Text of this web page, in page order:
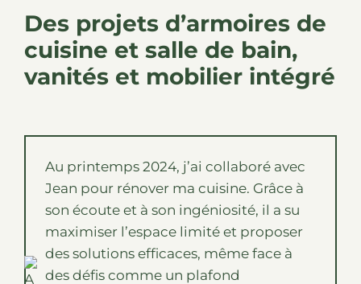
Des projets d’armoires de
cuisine et salle de bain,
vanités et mobilier intégré
Au printemps 2024, j’ai collaboré avec
Jean pour rénover ma cuisine. Grâce à
son écoute et à son ingéniosité, il a su
maximiser l’espace limité et proposer
des solutions efficaces, même face à
des défis comme un plafond